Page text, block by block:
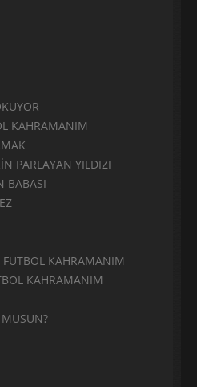
KAHRAMANIM
PARLAYAN YILDIZI
BABASI
KAHRAMANIM
KAHRAMANIM